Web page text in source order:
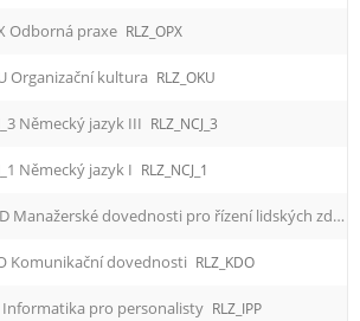
Odborná praxe RLZ_OPX
Organizační kultura RLZ_OKU
Německý jazyk III RLZ_NCJ_3
Německý jazyk I RLZ_NCJ_1
RLZ_MAD Manažerské dovednosti pro řízení lidských zdrojů
Komunikační dovednosti RLZ_KDO
Informatika pro personalisty RLZ_IPP